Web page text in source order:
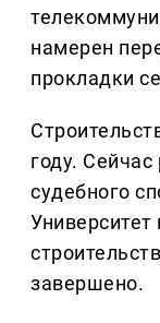
намерен
прокладки
году.
судебного
завершено.